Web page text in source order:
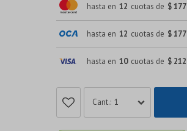
hasta en 12 cuotas de $ 177
hasta en 12 cuotas de $ 177
hasta en 10 cuotas de $ 212
1